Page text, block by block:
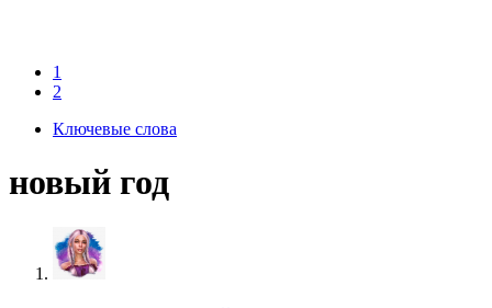
1
2
Ключевые слова
новый год